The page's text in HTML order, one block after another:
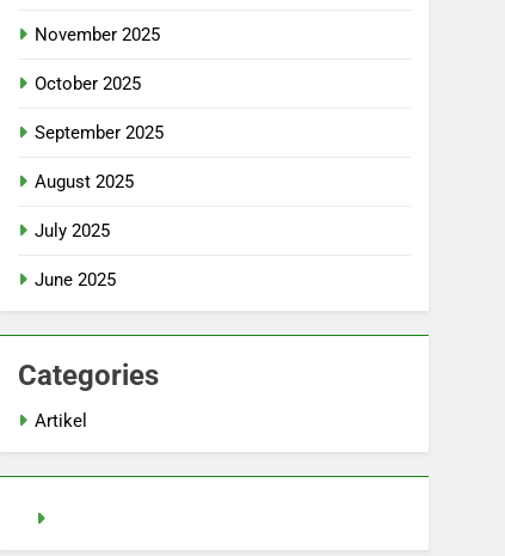
November 2025
October 2025
September 2025
August 2025
July 2025
June 2025
Categories
Artikel